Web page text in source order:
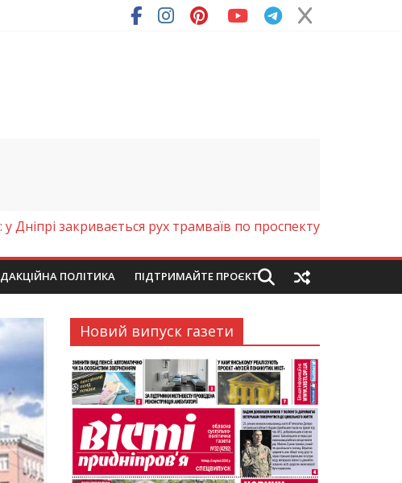
(Фото)
Дніпрі закривається рух трамваїв по проспекту
ПОЛІТИКА ПІДТРИМАЙТЕ ПРОЄКТ
Новий випуск газети